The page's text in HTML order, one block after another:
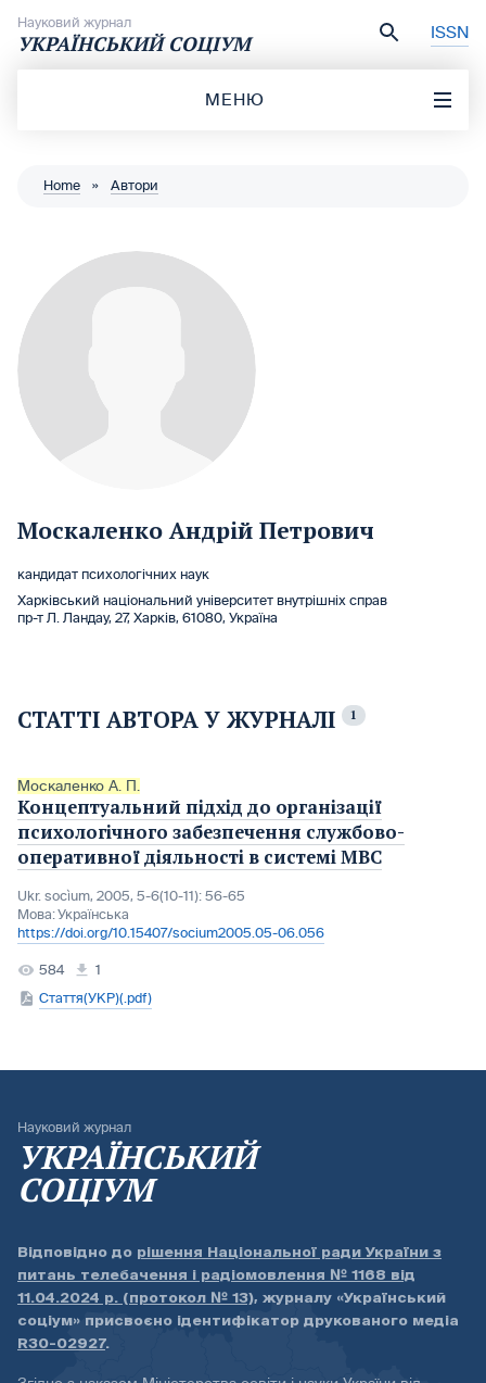
Науковий журнал
УКРАЇНСЬКИЙ СОЦІУМ ISSN
МЕНЮ
Home » Автори
Москаленко Андрій Петрович
кандидат психологічних наук
Харківський національний університет внутрішніх справ
пр-т Л. Ландау, 27, Харків, 61080, Україна
СТАТТІ АВТОРА У ЖУРНАЛІ 1
Москаленко А. П.
Концептуальний підхід до організації
психологічного забезпечення службово-
оперативної діяльності в системі МВС
Ukr. socìum, 2005, 5-6(10-11): 56-65
Мова:Українська
https://doi.org/10.15407/socium2005.05-06.056
584
1
Стаття(УКР)(.pdf)
Науковий журнал
УКРАЇНСЬКИЙ
СОЦІУМ
Відповідно до рішення Національної ради України з
питань телебачення і радіомовлення № 1168 від
11.04.2024 р. (протокол № 13), журналу «Український
соціум» присвоєно ідентифікатор друкованого медіа
R30-02927.